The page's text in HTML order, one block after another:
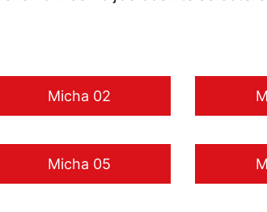
Micha 02
Micha 05